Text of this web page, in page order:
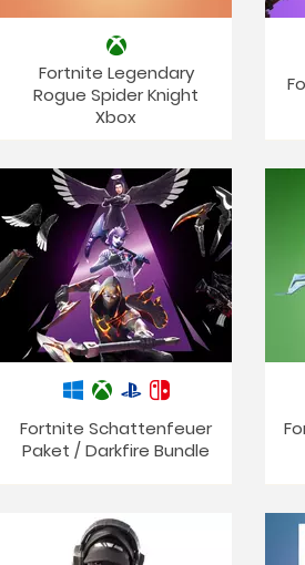
Fortnite Legendary
Rogue Spider Knight
Xbox
Fortnite Schattenfeuer
Paket / Darkfire Bundle